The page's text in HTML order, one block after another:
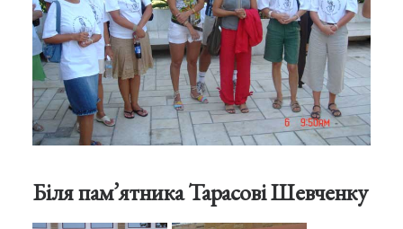
Біля пам’ятника Тарасові Шевченку